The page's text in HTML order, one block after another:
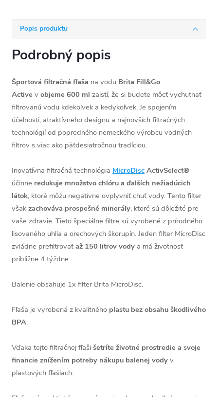
Popis produktu
Podrobný popis
Športová filtračná fľaša na vodu Brita Fill&Go
Active v objeme 600 ml zaistí, že si budete môcť vychutnať
filtrovanú vodu kdekoľvek a kedykoľvek. Je spojením
účelnosti, atraktívneho designu a najnovších filtračných
technológií od popredného nemeckého výrobcu vodných
filtrov s viac ako päťdesiatročnou tradíciou.
Inovatívna filtračná technológia MicroDisc ActivSelect®
účinne redukuje množstvo chlóru a ďalších nežiadúcich
látok, ktoré môžu negatívne ovplyvniť chuť vody. Tento filter
však zachováva prospešné minerály, ktoré sú dôležité pre
vaše zdravie. Tieto špeciálne filtre sú vyrobené z prírodného
lisovaného uhlia a orechových škorupín. Jeden filter MicroDisc
zvládne prefiltrovať až 150 litrov vody a má životnosť
približne 4 týždne.
Balenie obsahuje 1x filter Brita MicroDisc.
Fľaša je vyrobená z kvalitného plastu bez obsahu škodlivého
BPA.
Vďaka tejto filtračnej fľaši šetríte životné prostredie a svoje
financie znížením potreby nákupu balenej vody v
plastových fľašiach.